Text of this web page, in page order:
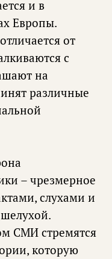
и в
Европы.
от
с
на
различные
– чрезмерное
слухами и
СМИ стремятся
которую